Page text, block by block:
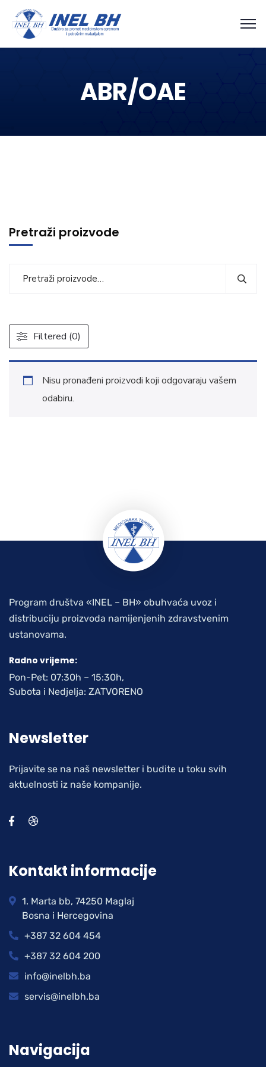
ABR/OAE
Nisu pronađeni proizvodi koji odgovaraju vašem
odabiru.
Pretraži proizvode
Filtered (0)
Program društva «INEL – BH» obuhvaća uvoz i
distribuciju proizvoda namijenjenih zdravstvenim
ustanovama.
Radno vrijeme:
Pon-Pet: 07:30h – 15:30h,
Subota i Nedjelja: ZATVORENO
Newsletter
Prijavite se na naš newsletter i budite u toku svih
aktuelnosti iz naše kompanije.
Kontakt informacije
1. Marta bb, 74250 Maglaj
Bosna i Hercegovina
+387 32 604 454
+387 32 604 200
info@inelbh.ba
servis@inelbh.ba
Navigacija